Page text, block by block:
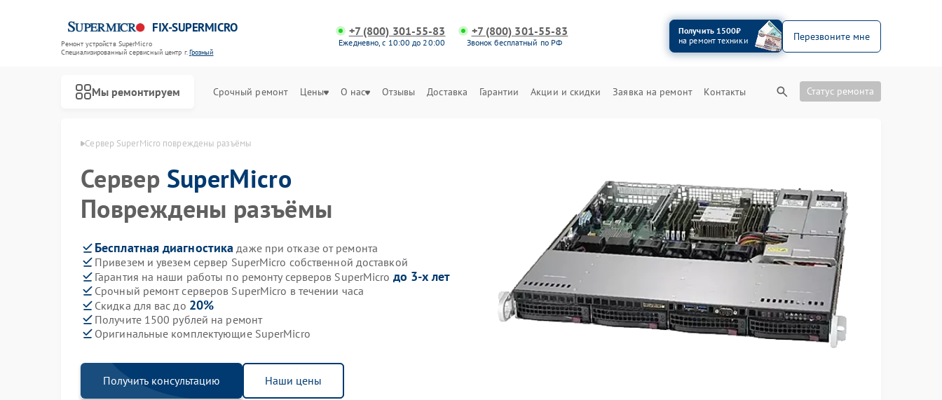
FIX-SUPERMICRO
Ремонт устройств SuperMicro
Специализированный cервисный центр г.Грозный
+7 (800) 301-55-83
Ежедневно, с 10:00 до 20:00
+7 (800) 301-55-83
Звонок бесплатный по РФ
Получить 1500₽
на ремонт техники
Перезвоните мне
Мы ремонтируем Срочный ремонт Цены О нас Отзывы Доставка Гарантии Акции и скидки Заявка на ремонт Контакты Статус ремонта
в Грозном Сервер SuperMicro повреждены разъёмы
Сервер SuperMicro
Повреждены разъёмы
Бесплатная диагностика даже при отказе от ремонта
Привезем и увезем сервер SuperMicro собственной доставкой
Гарантия на наши работы по ремонту серверов SuperMicro до 3-х лет
Срочный ремонт серверов SuperMicro в течении часа
Скидка для вас до 20%
Получите 1500 рублей на ремонт
Оригинальные комплектующие SuperMicro
Получить консультацию Наши цены